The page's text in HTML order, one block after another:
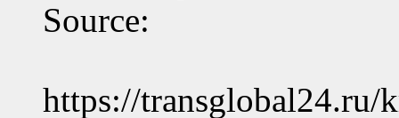
Source:
https://transglobal24.ru/